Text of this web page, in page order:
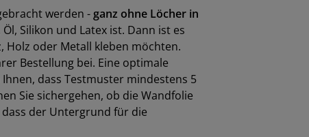
werden - ganz ohne Löcher in
Silikon und Latex ist. Dann ist es
Holz oder Metall kleben möchten.
Bestellung bei. Eine optimale
dass Testmuster mindestens 5
Sie sichergehen, ob die Wandfolie
der Untergrund für die